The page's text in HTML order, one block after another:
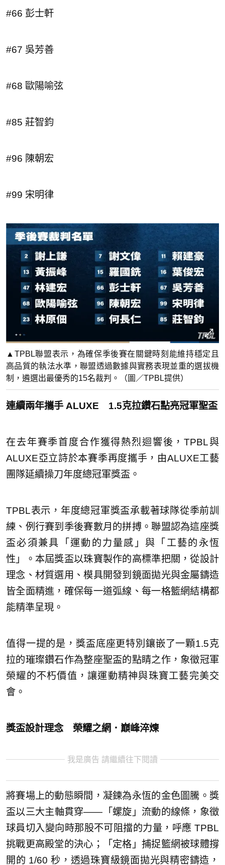
#66 彭士軒
#67 吳芳善
#68 歐陽喻弦
#85 莊智鈞
#96 陳朝宏
#99 宋明律
▲TPBL聯盟表示，為確保季後賽在關鍵時刻能維持穩定且
高品質的執法水準，聯盟透過數據與實務表現並重的選拔機
制，遴選出最優秀的15名裁判。（圖／TPBL提供）
連續兩年攜手 ALUXE 1.5克拉鑽石點亮冠軍聖盃
在去年賽季首度合作獲得熱烈迴響後，TPBL與
ALUXE亞立詩於本賽季再度攜手，由ALUXE工藝
團隊延續操刀年度總冠軍獎盃。
TPBL表示，年度總冠軍獎盃承載著球隊從季前訓
練、例行賽到季後賽數月的拼搏。聯盟認為這座獎
盃必須兼具「運動的力量感」與「工藝的永恆
性」。本屆獎盃以珠寶製作的高標準把關，從設計
理念、材質選用、模具開發到鏡面拋光與金屬鑄造
皆全面精進，確保每一道弧線、每一格籃網結構都
能精準呈現。
值得一提的是，獎盃底座更特別鑲嵌了一顆1.5克
拉的璀璨鑽石作為整座聖盃的點睛之作，象徵冠軍
榮耀的不朽價值，讓運動精神與珠寶工藝完美交
會。
獎盃設計理念 榮耀之網．巔峰淬煉
我是廣告 請繼續往下閱讀
將賽場上的動態瞬間，凝鍊為永恆的金色圖騰。獎
盃以三大主軸貫穿——「螺旋」流動的線條，象徵
球員切入變向時那股不可阻擋的力量，呼應 TPBL
挑戰更高殿堂的決心；「定格」捕捉籃網被球體撐
開的 1/60 秒，透過珠寶級鏡面拋光與精密鑄造，